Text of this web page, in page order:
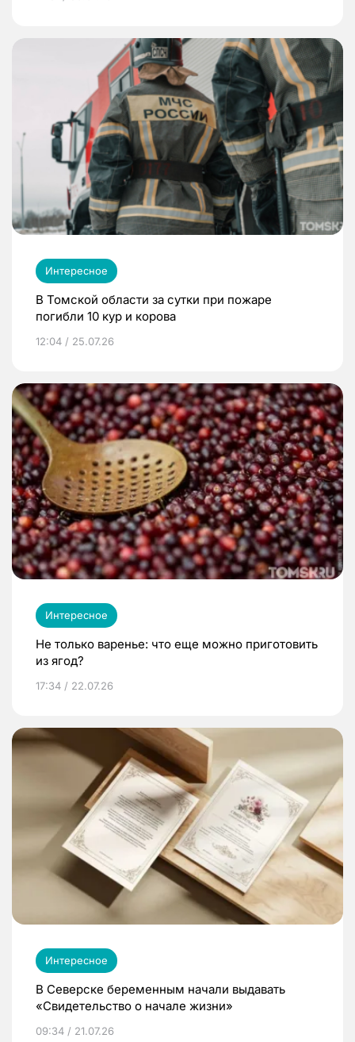
Интересное
В Томской области за сутки при пожаре
погибли 10 кур и корова
12:04 / 25.07.26
Интересное
Не только варенье: что еще можно приготовить
из ягод?
17:34 / 22.07.26
Интересное
В Северске беременным начали выдавать
«Свидетельство о начале жизни»
09:34 / 21.07.26